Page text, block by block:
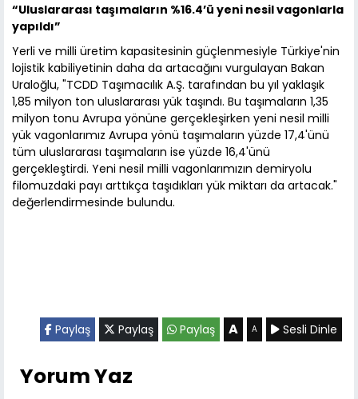
“Uluslararası taşımaların %16.4’ü yeni nesil vagonlarla
yapıldı”
Yerli ve milli üretim kapasitesinin güçlenmesiyle Türkiye'nin
lojistik kabiliyetinin daha da artacağını vurgulayan Bakan
Uraloğlu, "TCDD Taşımacılık A.Ş. tarafından bu yıl yaklaşık
1,85 milyon ton uluslararası yük taşındı. Bu taşımaların 1,35
milyon tonu Avrupa yönüne gerçekleşirken yeni nesil milli
yük vagonlarımız Avrupa yönü taşımaların yüzde 17,4'ünü
tüm uluslararası taşımaların ise yüzde 16,4'ünü
gerçekleştirdi. Yeni nesil milli vagonlarımızın demiryolu
filomuzdaki payı arttıkça taşıdıkları yük miktarı da artacak."
değerlendirmesinde bulundu.
Paylaş Paylaş Paylaş A A Sesli Dinle
Yorum Yaz